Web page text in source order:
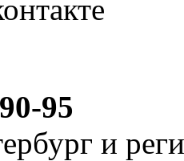
95
и